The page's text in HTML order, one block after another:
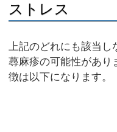
ストレス
上記のどれにも該当し
蕁麻疹の可能性があり
徴は以下になります。